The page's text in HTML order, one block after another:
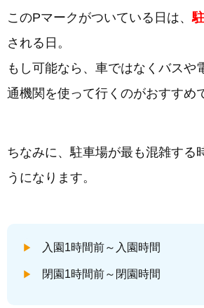
このPマークがついている日は、
される日。
もし可能なら、車ではなくバスや
通機関を使って行くのがおすすめ
ちなみに、駐車場が最も混雑する
うになります。
入園1時間前～入園時間
閉園1時間前～閉園時間